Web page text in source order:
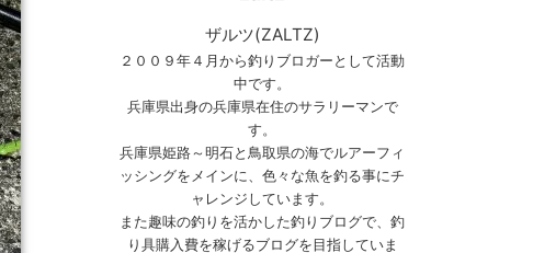
ザルツ(ZALTZ)
２００９年４月から釣りブロガーとして活動
中です。
兵庫県出身の兵庫県在住のサラリーマンで
す。
兵庫県姫路～明石と鳥取県の海でルアーフィ
ッシングをメインに、色々な魚を釣る事にチ
ャレンジしています。
また趣味の釣りを活かした釣りブログで、釣
り具購入費を稼げるブログを目指していま